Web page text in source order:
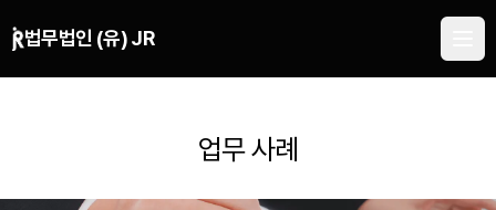
법무법인 (유) JR
업무 사례